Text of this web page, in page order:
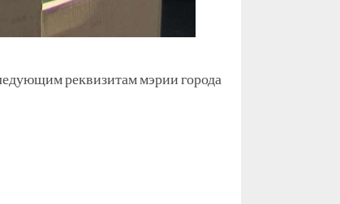
реквизитам мэрии города